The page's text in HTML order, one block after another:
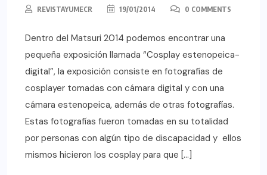
REVISTAYUMECR 19/01/2014 0 COMMENTS
Dentro del Matsuri 2014 podemos encontrar una
pequeña exposición llamada “Cosplay estenopeica-
digital”, la exposición consiste en fotografías de
cosplayer tomadas con cámara digital y con una
cámara estenopeica, además de otras fotografías.
Estas fotografías fueron tomadas en su totalidad
por personas con algún tipo de discapacidad y ellos
mismos hicieron los cosplay para que […]